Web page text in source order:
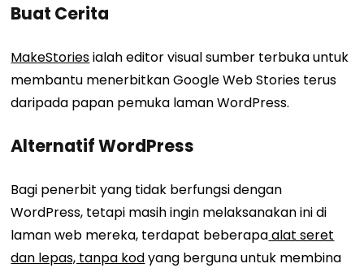
Buat Cerita
MakeStoriesialah editor visual sumber terbuka untuk
membantu menerbitkan Google Web Stories terus
daripada papan pemuka laman WordPress.
Alternatif WordPress
Bagi penerbit yang tidak berfungsi dengan
WordPress, tetapi masih ingin melaksanakaninidi
laman web mereka, terdapat beberapaalat seret
dan lepas, tanpa kodyang berguna untuk membina